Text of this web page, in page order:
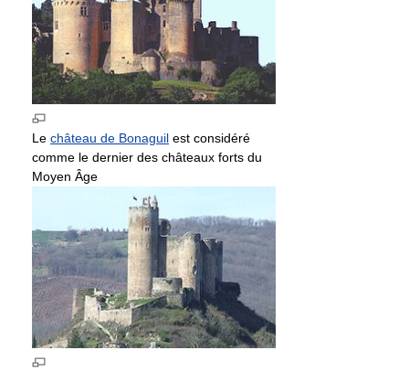
Le château de Bonaguil est considéré
comme le dernier des châteaux forts du
Moyen Âge